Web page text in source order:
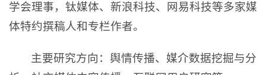
学会理事，钛媒体、新浪科技、网易科技等多家媒
体特约撰稿人和专栏作者。
主要研究方向：舆情传播、媒介数据挖掘与分